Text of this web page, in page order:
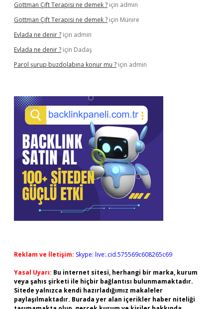
Gottman Çift Terapisi ne demek ? için admin
Gottman Çift Terapisi ne demek ? için Münire
Evlada ne denir ? için admin
Evlada ne denir ? için Dadaş
Parol şurup buzdolabına konur mu ? için admin
Reklam ve İletişim: Skype: live:.cid.575569c608265c69
Yasal Uyarı: Bu internet sitesi, herhangi bir marka, kurum
veya şahıs şirketi ile hiçbir bağlantısı bulunmamaktadır.
Sitede yalnızca kendi hazırladığımız makaleler
paylaşılmaktadır. Burada yer alan içerikler haber niteliği